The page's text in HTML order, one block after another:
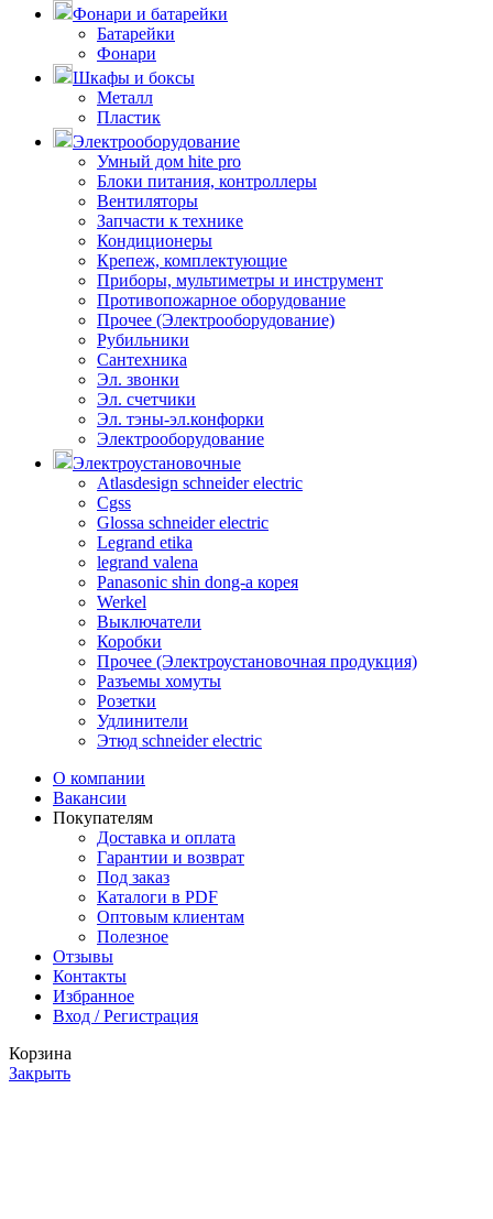
Фонари и батарейки
Батарейки
Фонари
Шкафы и боксы
Металл
Пластик
Электрооборудование
Умный дом hite pro
Блоки питания, контроллеры
Вентиляторы
Запчасти к технике
Кондиционеры
Крепеж, комплектующие
Приборы, мультиметры и инструмент
Противопожарное оборудование
Прочее (Электрооборудование)
Рубильники
Сантехника
Эл. звонки
Эл. счетчики
Эл. тэны-эл.конфорки
Электрооборудование
Электроустановочные
Atlasdesign schneider electric
Cgss
Glossa schneider electric
Legrand etika
legrand valena
Panasonic shin dong-a корея
Werkel
Выключатели
Коробки
Прочее (Электроустановочная продукция)
Разъемы хомуты
Розетки
Удлинители
Этюд schneider electric
О компании
Вакансии
Покупателям
Доставка и оплата
Гарантии и возврат
Под заказ
Каталоги в PDF
Оптовым клиентам
Полезное
Отзывы
Контакты
Избранное
Вход / Регистрация
Корзина
Закрыть